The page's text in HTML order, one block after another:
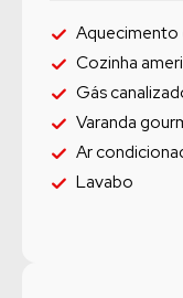
Cozinha
Gás
Varanda
Ar
Lavabo